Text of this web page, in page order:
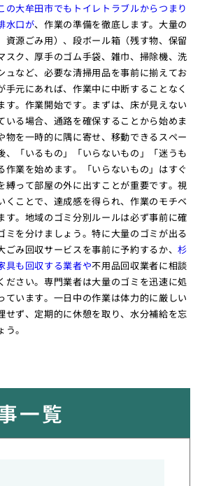
の大牟田市でもトイレトラブルからつまり
水口が、作業の準備を徹底します。大量の
資源ごみ用）、段ボール箱（残す物、保留
スク、厚手のゴム手袋、雑巾、掃除機、洗
ュなど、必要な清掃用品を事前に揃えてお
手元にあれば、作業中に中断することなく
す。作業開始です。まずは、床が見えない
いる場合、通路を確保することから始めま
物を一時的に隅に寄せ、移動できるスペー
、「いるもの」「いらないもの」「迷うも
作業を始めます。「いらないもの」はすぐ
縛って部屋の外に出すことが重要です。視
くことで、達成感を得られ、作業のモチベ
す。地域のゴミ分別ルールは必ず事前に確
ミを分けましょう。特に大量のゴミが出る
ごみ回収サービスを事前に予約するか、杉
具も回収する業者や不用品回収業者に相談
ださい。専門業者は大量のゴミを迅速に処
ています。一日中の作業は体力的に厳しい
せず、定期的に休憩を取り、水分補給を忘
。
一覧